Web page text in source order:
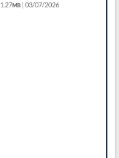
1.27MB| 03/07/2026